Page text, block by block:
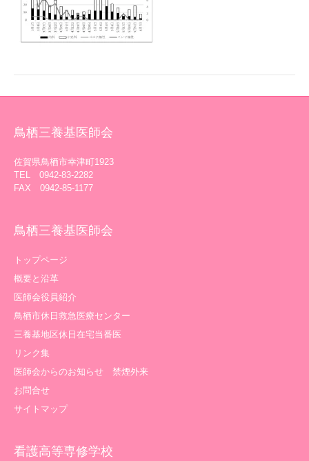
鳥栖三養基医師会
佐賀県鳥栖市幸津町1923
TEL 0942-83-2282
FAX 0942-85-1177
鳥栖三養基医師会
トップページ
概要と沿革
医師会役員紹介
鳥栖市休日救急医療センター
三養基地区休日在宅当番医
リンク集
医師会からのお知らせ 禁煙外来
お問合せ
サイトマップ
看護高等専修学校